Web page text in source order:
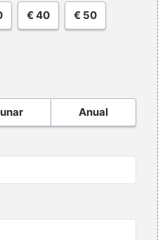
€ 40 € 50
Anual